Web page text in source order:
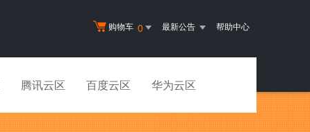
购物车 0 最新公告 帮助中心
腾讯云区 百度云区 华为云区